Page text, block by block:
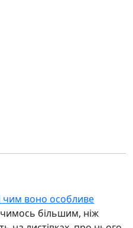
чим воно особливе
чимось більшим, ніж